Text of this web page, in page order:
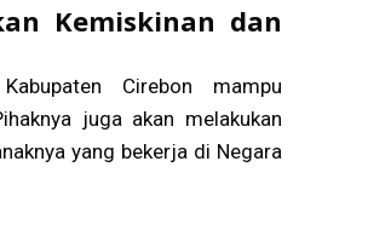
Kemiskinan dan
Cirebon mampu
juga akan melakukan
yang bekerja di Negara